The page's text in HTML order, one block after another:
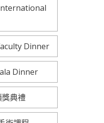
Dinner
Dinner
獎典禮